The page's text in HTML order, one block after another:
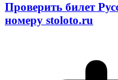
Проверить билет
номеру stoloto.ru